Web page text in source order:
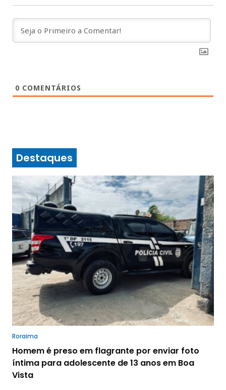
0 COMENTÁRIOS
Destaques
Roraima
Homem é preso em flagrante por enviar foto
íntima para adolescente de 13 anos em Boa
Vista